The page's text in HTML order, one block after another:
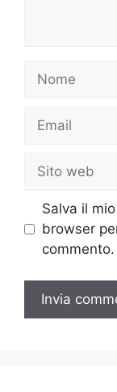
Nome
Email
Sito
web
Salva il
browser
commento.